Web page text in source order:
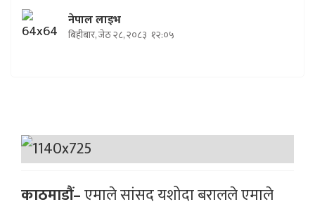
नेपाल लाइभ
बिहीबार, जेठ २८, २०८३ १२:०५
काठमाडौं–एमाले सांसद यशोदा बरालले एमाले